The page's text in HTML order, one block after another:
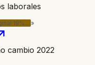
laborales
19%… »
cambio 2022